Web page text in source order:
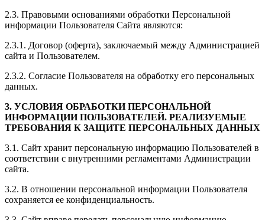
2.3. Правовыми основаниями обработки Персональной
информации Пользователя Сайта являются:
2.3.1. Договор (оферта), заключаемый между Администрацией
сайта и Пользователем.
2.3.2. Согласие Пользователя на обработку его персональных
данных.
3. УСЛОВИЯ ОБРАБОТКИ ПЕРСОНАЛЬНОЙ
ИНФОРМАЦИИ ПОЛЬЗОВАТЕЛЕЙ. РЕАЛИЗУЕМЫЕ
ТРЕБОВАНИЯ К ЗАЩИТЕ ПЕРСОНАЛЬНЫХ ДАННЫХ
3.1. Сайт хранит персональную информацию Пользователей в
соответствии с внутренними регламентами Администрации
сайта.
3.2. В отношении персональной информации Пользователя
сохраняется ее конфиденциальность.